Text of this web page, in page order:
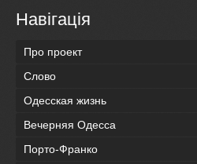
Навігація
Про проект
Слово
Одесская жизнь
Вечерняя Одесса
Порто-Франко